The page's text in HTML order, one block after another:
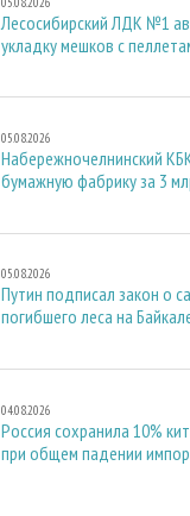
Лесосибирский ЛДК №1
укладку мешков с
05.08.2026
Набережночелнинский
бумажную фабрику за 3
05.08.2026
Путин подписал закон о
погибшего леса на
04.08.2026
Россия сохранила 10%
при общем падении